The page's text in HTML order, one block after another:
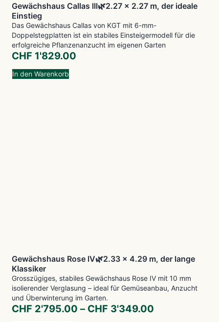
Gewächshaus Callas lll🌿2.27 x 2.27 m, der ideale
Einstieg
Das Gewächshaus Callas von KGT mit 6-mm-
Doppelstegplatten ist ein stabiles Einsteigermodell für die
erfolgreiche Pflanzenanzucht im eigenen Garten
CHF 1'829.00
In den Warenkorb
Gewächshaus Rose lV🌿2.33 x 4.29 m, der lange
Klassiker
Grosszügiges, stabiles Gewächshaus Rose IV mit 10 mm
isolierender Verglasung – ideal für Gemüseanbau, Anzucht
und Überwinterung im Garten.
CHF 2'795.00 – CHF 3'349.00